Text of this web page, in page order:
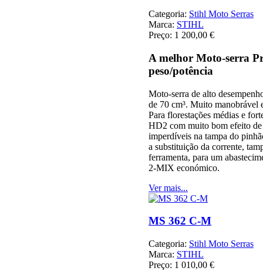
Categoria: Stihl Moto Serras
Marca: STIHL
Preço: 1 200,00 €
A melhor Moto-serra
peso/potência
Moto-serra de alto
de 70 cm³. Muito manobrável
Para florestações médias e
HD2 com muito bom efeito
imperdíveis na tampa do
a substituição da corrente,
ferramenta, para um
2-MIX económico.
Ver mais...
MS 362 C-M
Categoria: Stihl Moto Serras
Marca: STIHL
Preço: 1 010,00 €